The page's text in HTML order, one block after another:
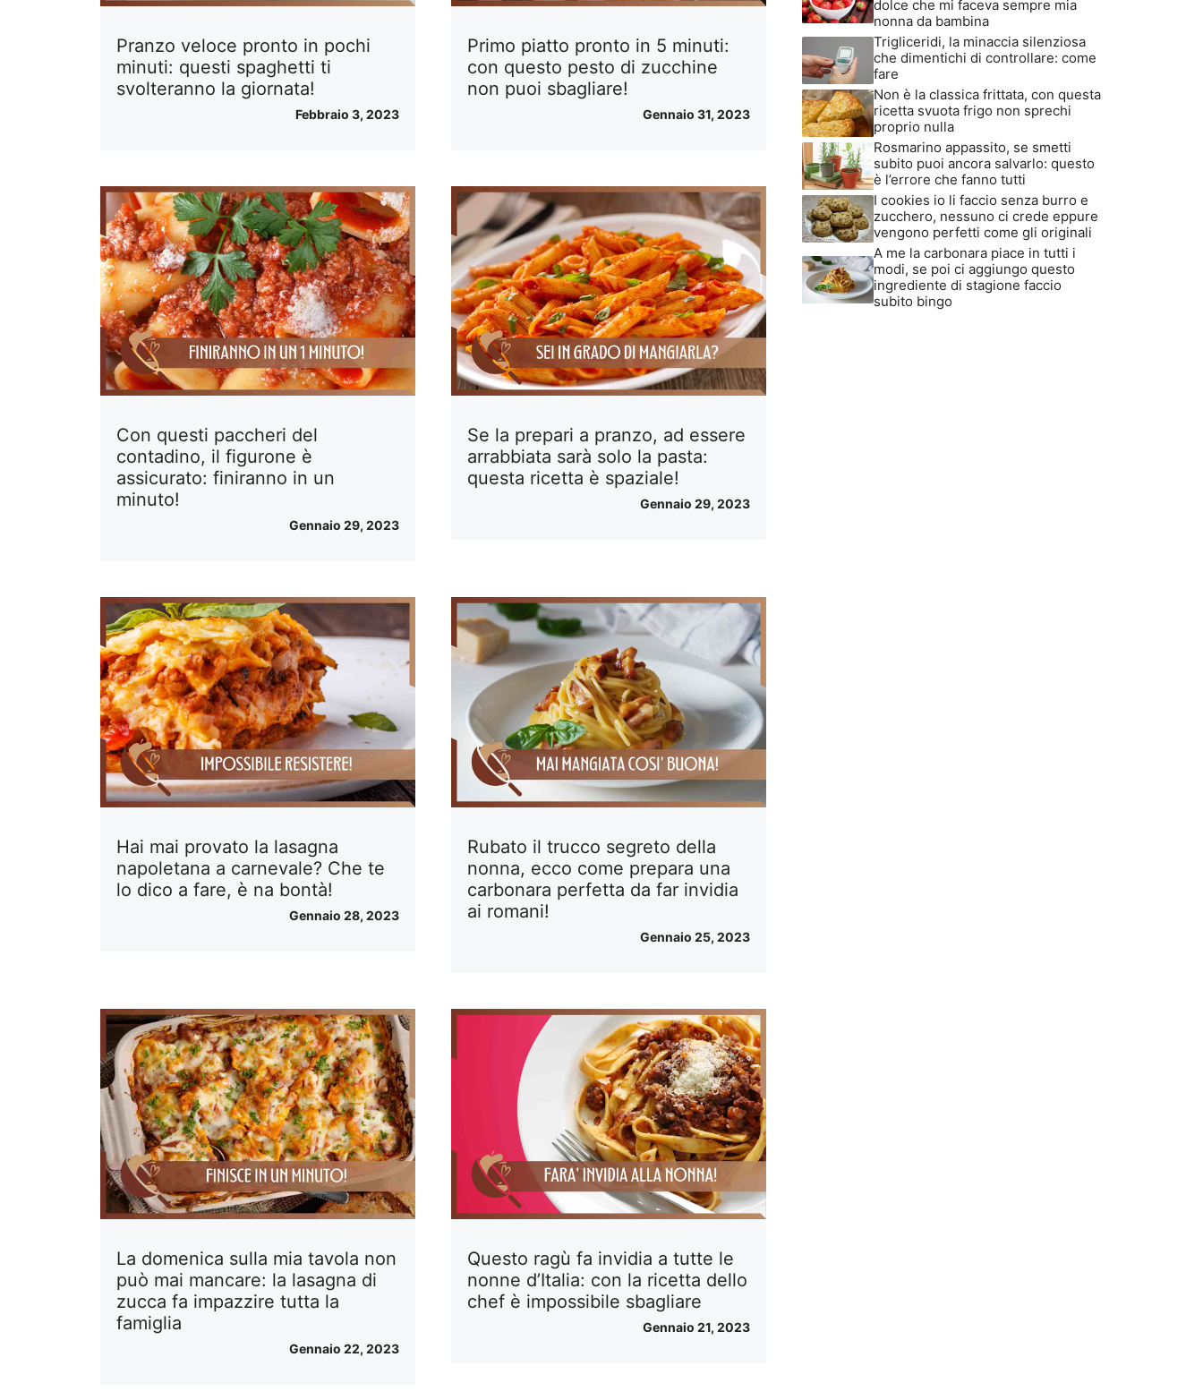
Pranzo veloce pronto in pochi
minuti: questi spaghetti ti
svolteranno la giornata!
Febbraio 3, 2023
Primo piatto pronto in 5 minuti:
con questo pesto di zucchine
non puoi sbagliare!
Gennaio 31, 2023
Con questi paccheri del
contadino, il figurone è
assicurato: finiranno in un
minuto!
Gennaio 29, 2023
Se la prepari a pranzo, ad essere
arrabbiata sarà solo la pasta:
questa ricetta è spaziale!
Gennaio 29, 2023
Hai mai provato la lasagna
napoletana a carnevale? Che te
lo dico a fare, è na bontà!
Gennaio 28, 2023
Rubato il trucco segreto della
nonna, ecco come prepara una
carbonara perfetta da far invidia
ai romani!
Gennaio 25, 2023
La domenica sulla mia tavola non
può mai mancare: la lasagna di
zucca fa impazzire tutta la
famiglia
Gennaio 22, 2023
Questo ragù fa invidia a tutte le
nonne d’Italia: con la ricetta dello
chef è impossibile sbagliare
Gennaio 21, 2023
dolce che mi faceva sempre mia
nonna da bambina
Trigliceridi, la minaccia silenziosa
che dimentichi di controllare: come
fare
Non è la classica frittata, con questa
ricetta svuota frigo non sprechi
proprio nulla
Rosmarino appassito, se smetti
subito puoi ancora salvarlo: questo
è l’errore che fanno tutti
I cookies io li faccio senza burro e
zucchero, nessuno ci crede eppure
vengono perfetti come gli originali
A me la carbonara piace in tutti i
modi, se poi ci aggiungo questo
ingrediente di stagione faccio
subito bingo